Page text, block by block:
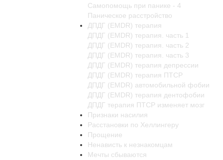
Самопомощь при панике - 4
Паническое расстройство
ДПДГ (EMDR) терапия
ДПДГ (EMDR) терапия. часть 1
ДПДГ (EMDR) терапия. часть 2
ДПДГ (EMDR) терапия. часть 3
ДПДГ (EMDR) терапия депрессии
ДПДГ (EMDR) терапия ПТСР
ДПДГ (EMDR) автомобильной фобии
ДПДГ (EMDR) терапия дентофобии
ДПДГ терапия ПТСР изменяет мозг
Признаки насилия
Расстановки по Хеллингеру
Прощение
Ненависть к незнакомцам
Мечты сбываются